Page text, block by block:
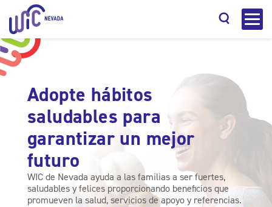
Buscar
Adopte hábitos
saludables para
garantizar un mejor
futuro
WIC de Nevada ayuda a las familias a ser fuertes,
saludables y felices proporcionando beneficios que
promueven la salud, servicios de apoyo y referencias.